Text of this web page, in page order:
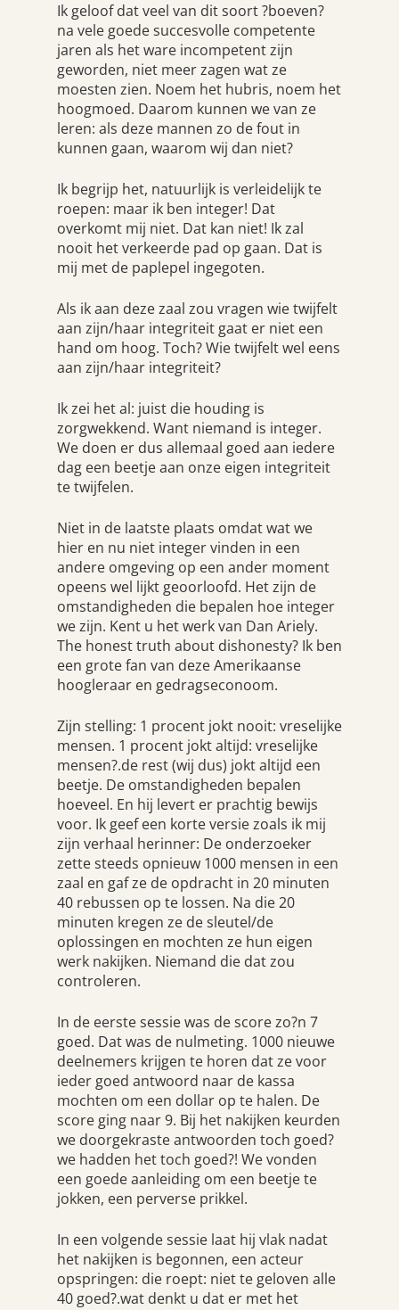
Ik geloof dat veel van dit soort ?boeven?
na vele goede succesvolle competente
jaren als het ware incompetent zijn
geworden, niet meer zagen wat ze
moesten zien. Noem het hubris, noem het
hoogmoed. Daarom kunnen we van ze
leren: als deze mannen zo de fout in
kunnen gaan, waarom wij dan niet?
Ik begrijp het, natuurlijk is verleidelijk te
roepen: maar ik ben integer! Dat
overkomt mij niet. Dat kan niet! Ik zal
nooit het verkeerde pad op gaan. Dat is
mij met de paplepel ingegoten.
Als ik aan deze zaal zou vragen wie twijfelt
aan zijn/haar integriteit gaat er niet een
hand om hoog. Toch? Wie twijfelt wel eens
aan zijn/haar integriteit?
Ik zei het al: juist die houding is
zorgwekkend. Want niemand is integer.
We doen er dus allemaal goed aan iedere
dag een beetje aan onze eigen integriteit
te twijfelen.
Niet in de laatste plaats omdat wat we
hier en nu niet integer vinden in een
andere omgeving op een ander moment
opeens wel lijkt geoorloofd. Het zijn de
omstandigheden die bepalen hoe integer
we zijn. Kent u het werk van Dan Ariely.
The honest truth about dishonesty? Ik ben
een grote fan van deze Amerikaanse
hoogleraar en gedragseconoom.
Zijn stelling: 1 procent jokt nooit: vreselijke
mensen. 1 procent jokt altijd: vreselijke
mensen?.de rest (wij dus) jokt altijd een
beetje. De omstandigheden bepalen
hoeveel. En hij levert er prachtig bewijs
voor. Ik geef een korte versie zoals ik mij
zijn verhaal herinner: De onderzoeker
zette steeds opnieuw 1000 mensen in een
zaal en gaf ze de opdracht in 20 minuten
40 rebussen op te lossen. Na die 20
minuten kregen ze de sleutel/de
oplossingen en mochten ze hun eigen
werk nakijken. Niemand die dat zou
controleren.
In de eerste sessie was de score zo?n 7
goed. Dat was de nulmeting. 1000 nieuwe
deelnemers krijgen te horen dat ze voor
ieder goed antwoord naar de kassa
mochten om een dollar op te halen. De
score ging naar 9. Bij het nakijken keurden
we doorgekraste antwoorden toch goed?
we hadden het toch goed?! We vonden
een goede aanleiding om een beetje te
jokken, een perverse prikkel.
In een volgende sessie laat hij vlak nadat
het nakijken is begonnen, een acteur
opspringen: die roept: niet te geloven alle
40 goed?.wat denkt u dat er met het